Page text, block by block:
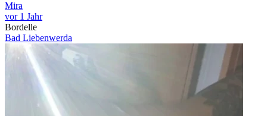
Mira
vor 1 Jahr
Bordelle
Bad Liebenwerda